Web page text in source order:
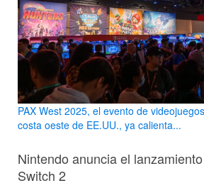
PAX West 2025, el evento de
costa oeste de EE.UU., ya calienta...
Nintendo anuncia el
Switch 2